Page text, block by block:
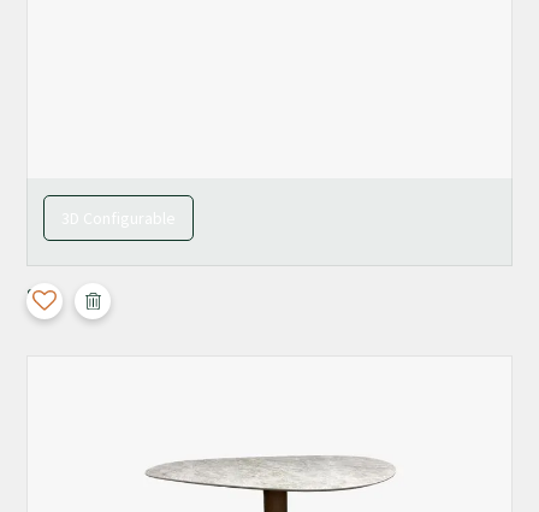
Split